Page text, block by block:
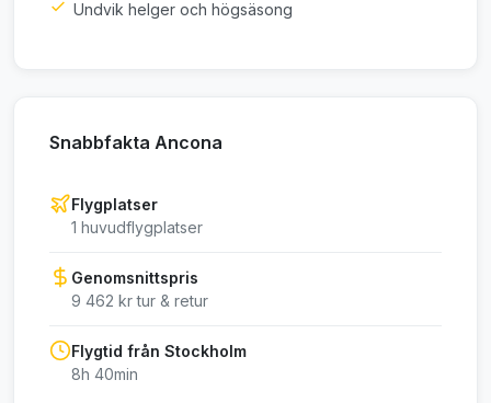
Undvik helger och högsäsong
Snabbfakta Ancona
Flygplatser
1 huvudflygplatser
Genomsnittspris
9 462 kr tur & retur
Flygtid från Stockholm
8h 40min